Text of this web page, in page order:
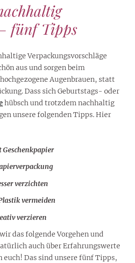
fünf Tipps
Verpackungsvorschläge
aus und sorgen beim
Augenbrauen, statt
Dass sich Geburtstags- oder
hübsch und trotzdem nachhaltig
unsere folgenden Tipps. Hier
verzichten
vermeiden
verzieren
das folgende Vorgehen und
auch über Erfahrungswerte
euch! Das sind unsere fünf Tipps,